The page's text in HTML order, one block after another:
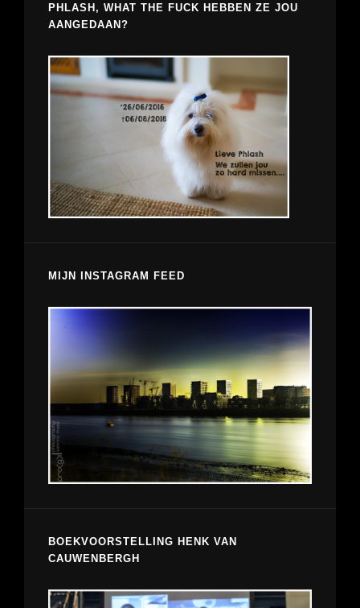
PHLASH, WHAT THE FUCK HEBBEN ZE JOU
AANGEDAAN?
MIJN INSTAGRAM FEED
BOEKVOORSTELLING HENK VAN
CAUWENBERGH